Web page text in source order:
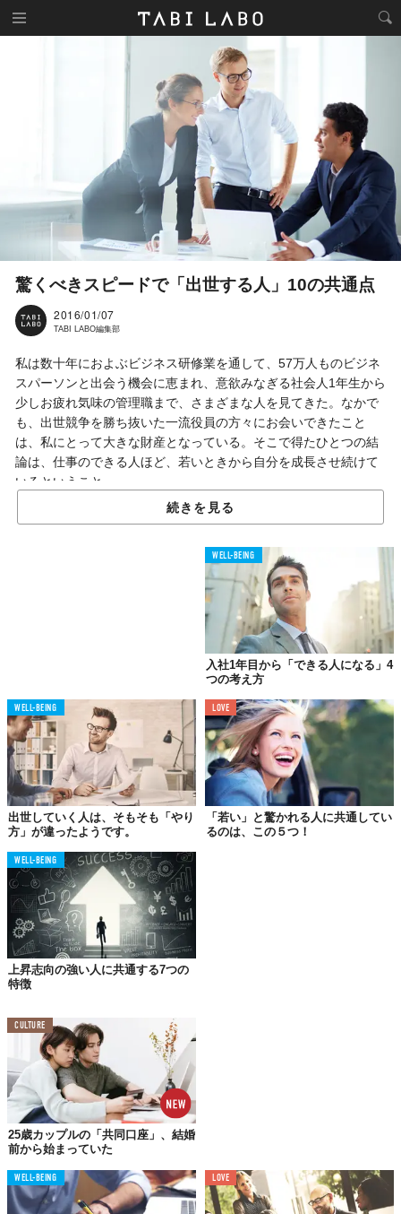
驚くべきスピードで「出世する人」10の共通点
2016/01/07
TABI LABO編集部
私は数十年におよぶビジネス研修業を通して、57万人ものビジネ
スパーソンと出会う機会に恵まれ、意欲みなぎる社会人1年生から
少しお疲れ気味の管理職まで、さまざまな人を見てきた。なかで
も、出世競争を勝ち抜いた一流役員の方々にお会いできたこと
は、私にとって大きな財産となっている。そこで得たひとつの結
論は、仕事のできる人ほど、若いときから自分を成長させ続けて
いるということ。
一流役員が実践してきた 入社1年目から「でき
すぐ成長し、出世していくコツを紹介する。
01.
中身がないうちは外見で勝負
好むと好まざるとに関わらず、人は見た目で値踏みをする。自己
投資をして外見を鍛えるのも営業戦略。スキのないスーツの着こ
なしをマスターすれば、印象はガラリと変わる。
02.
メニューのない寿司屋に
通い続ける
最初は1、2回でもいい。数十年通い続けられる名店を探し、大人
への階段を上っていこう。社運をかけた接待など、人生の局面で
必ず役に立つときがくる。
03.
続きを見る
WELL-BEING
入社1年目から「できる人になる」4
つの考え方
WELL-BEING
出世していく人は、そもそも「やり
方」が違ったようです。
LOVE
「若い」と驚かれる人に共通してい
るのは、この５つ！
WELL-BEING
上昇志向の強い人に共通する7つの
特徴
CULTURE
25歳カップルの「共同口座」、結婚
前から始まっていた
WELL-BEING LOVE